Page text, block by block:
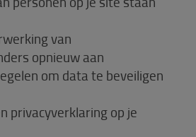
van
opnieuw aan
om data te beveiligen
privacyverklaring op je